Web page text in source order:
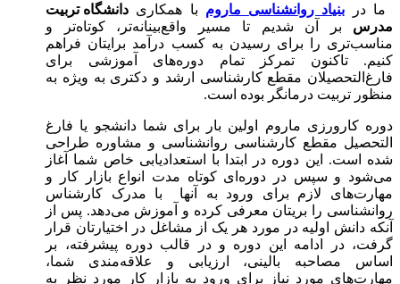
ما در بنیاد روانشناسی ماروم با همکاری دانشگاه تربیت
مدرس بر آن شدیم تا مسیر واقع‌بینانه‌تر، کوتاه‌تر و
مناسب‌تری را برای رسیدن به کسب درآمد برایتان فراهم
کنیم. تاکنون تمرکز تمام دوره‌های آموزشی برای
فارغ‌التحصیلان مقطع کارشناسی ارشد و دکتری به ویژه به
منظور تربیت درمانگر بوده است.
دوره کارورزی ماروم اولین بار برای شما دانشجو یا فارغ
التحصیل مقطع کارشناسی روانشناسی و مشاوره طراحی
شده است. این دوره در ابتدا با استعدادیابی خاص شما آغاز
می‌شود و سپس در دوره‌ای کوتاه مدت انواع بازار کار و
مهارت‌های لازم برای ورود به آنها با مدرک کارشناس
روانشناسی را بریتان معرفی کرده و آموزش می‌دهد. پس از
آنکه دانش اولیه در مورد هر یک از مشاغل در اختیارتان قرار
گرفت، در ادامه این دوره و در قالب دوره‌ پیشرفته، بر
اساس مصاحبه بالینی، ارزیابی و علاقه‌مندی شما،
مهارت‌های مورد نیاز برای ورود به بازار کار مورد نظر به